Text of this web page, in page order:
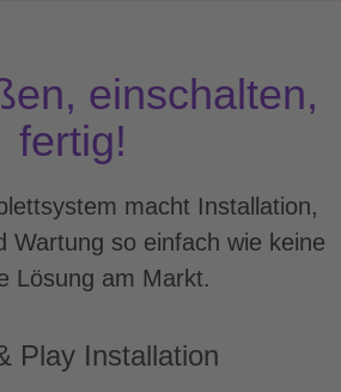
einschalten,
fertig!
macht Installation,
Wartung so einfach wie keine
Lösung am Markt.
Play Installation